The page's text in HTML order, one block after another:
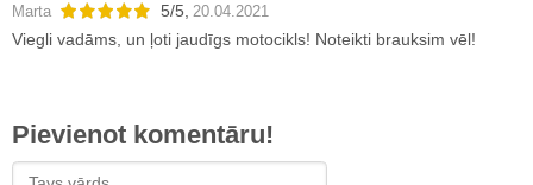
Marta 5/5, 20.04.2021
Viegli vadāms, un ļoti jaudīgs motocikls! Noteikti brauksim vēl!
Pievienot komentāru!